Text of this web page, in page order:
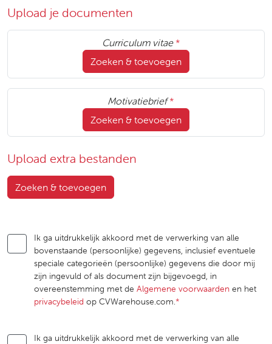
Upload je documenten
Curriculum vitae *
Zoeken & toevoegen
Motivatiebrief *
Zoeken & toevoegen
Upload extra bestanden
Zoeken & toevoegen
Ik ga uitdrukkelijk akkoord met de verwerking van alle
bovenstaande (persoonlijke) gegevens, inclusief eventuele
speciale categorieën (persoonlijke) gegevens die door mij
zijn ingevuld of als document zijn bijgevoegd, in
overeenstemming met de Algemene voorwaarden en het
privacybeleid op CVWarehouse.com. *
Ik ga uitdrukkelijk akkoord met de verwerking van alle